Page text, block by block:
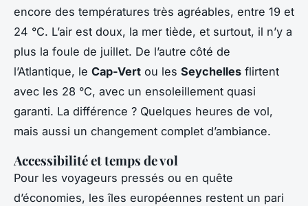
encore des températures très agréables, entre 19 et
24 °C. L’air est doux, la mer tiède, et surtout, il n’y a
plus la foule de juillet. De l’autre côté de
l’Atlantique, le Cap-Vert ou les Seychelles flirtent
avec les 28 °C, avec un ensoleillement quasi
garanti. La différence ? Quelques heures de vol,
mais aussi un changement complet d’ambiance.
Accessibilité et temps de vol
Pour les voyageurs pressés ou en quête
d’économies, les îles européennes restent un pari